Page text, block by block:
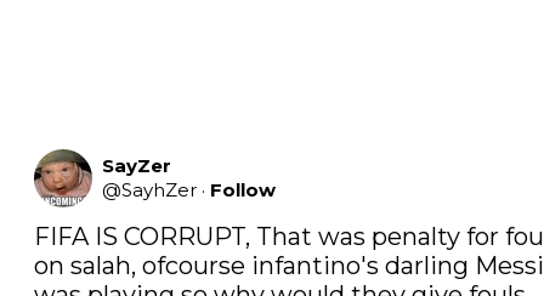
SayZer
@SayhZer · Follow
FIFA IS CORRUPT, That was penalty for
on salah, ofcourse infantino's darling Messi